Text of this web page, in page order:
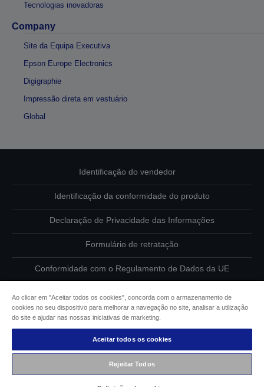
Tecnologias inovadoras
Company
Site da Equipa Executiva
Epson Europe Electronics
Digigraphie
Impressão direta em vestuário
Global
Identificação do vendedor
Identificação da conformidade do produto
Declaração de Privacidade das Informações
Formulário de retratação
Conformidade com o Regulamento de Dados da UE
Informações sobre cookies
Compromisso da Epson para com a acessibilidade
Copyright © 2026 Seiko Epson
Ao clicar em "Aceitar todos os cookies", concorda com o armazenamento de
cookies no seu dispositivo para melhorar a navegação no site, analisar a utilização
do site e ajudar nas nossas iniciativas de marketing.
Aceitar todos os cookies
Rejeitar Todos